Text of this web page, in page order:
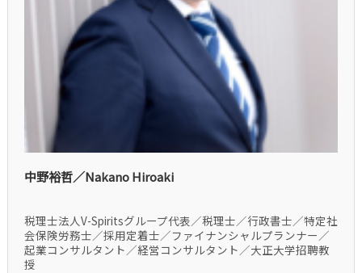
中野裕哲／Nakano Hiroaki
税理士法人V-Spiritsグループ代表／税理士／行政書士／特定社
会保険労務士／採用定着士／ファイナンシャルプランナー／
起業コンサルタント／経営コンサルタント／大正大学招聘教
授